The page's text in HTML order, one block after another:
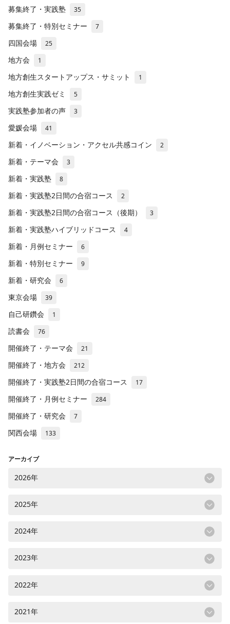
募集終了・実践塾 35
募集終了・特別セミナー 7
四国会場 25
地方会 1
地方創生スタートアップス・サミット 1
地方創生実践ゼミ 5
実践塾参加者の声 3
愛媛会場 41
新着・イノベーション・アクセル共感コイン 2
新着・テーマ会 3
新着・実践塾 8
新着・実践塾2日間の合宿コース 2
新着・実践塾2日間の合宿コース（後期） 3
新着・実践塾ハイブリッドコース 4
新着・月例セミナー 6
新着・特別セミナー 9
新着・研究会 6
東京会場 39
自己研鑽会 1
読書会 76
開催終了・テーマ会 21
開催終了・地方会 212
開催終了・実践塾2日間の合宿コース 17
開催終了・月例セミナー 284
開催終了・研究会 7
関西会場 133
アーカイブ
2026年
2025年
2024年
2023年
2022年
2021年